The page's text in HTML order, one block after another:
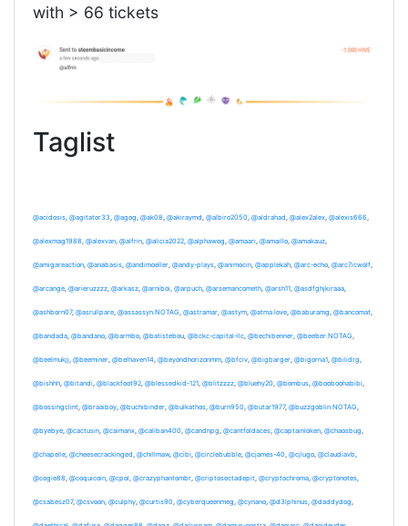
with > 66 tickets
Taglist
@acidosis, @agitator33, @agog, @ak08, @akiraymd, @albiro2050, @aldrahad, @alex2alex, @alexis666,
@alexmag1988, @alexvan, @alfrin, @alicia2022, @alphawog, @amaari, @amaillo, @amakauz,
@amigareaction, @anabasis, @andimoeller, @andy-plays, @animocin, @applekah, @arc-echo, @arc7icwolf,
@arcange, @arieruzzzz, @arkasz, @arniboi, @arpuch, @arsemancometh, @arsh11, @asdfghjkiraaa,
@ashborn07, @asrullpare, @assassyn.NOTAG, @astramar, @astym, @atma.love, @baburamg, @bancomat,
@bandada, @bandano, @barmbo, @batistebou, @bckc-capital-llc, @bechibenner, @beeber.NOTAG,
@beelmukjj, @beeminer, @belhaven14, @beyondhorizonmm, @bfciv, @bigbarger, @bigorna1, @bilidrg,
@bishhh, @bitandi, @blackfoot92, @blessedkid-121, @blitzzzz, @bluehy20, @bombus, @booboohabibi,
@bossingclint, @braaiboy, @buchibinder, @bulkathos, @burn950, @butar1977, @buzzgoblin.NOTAG,
@byebye, @cactusin, @caimanx, @caliban400, @candnpg, @cantfoldaces, @captainloken, @chaosbug,
@chapelle, @cheesecrackinged, @chillmaw, @cibi, @circlebubble, @cjames-40, @cjlugo, @claudiavb,
@cogie88, @coquicoin, @cpol, @crazyphantombr, @criptosectadepit, @cryptochroma, @cryptonotes,
@csabesz07, @csvoon, @culphy, @curtis90, @cyberqueenmeg, @cynano, @d3lphinus, @daddydog,